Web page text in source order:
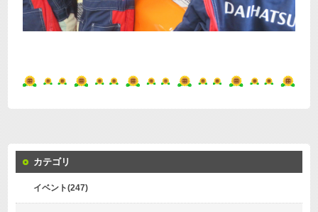
カテゴリ
イベント(247)